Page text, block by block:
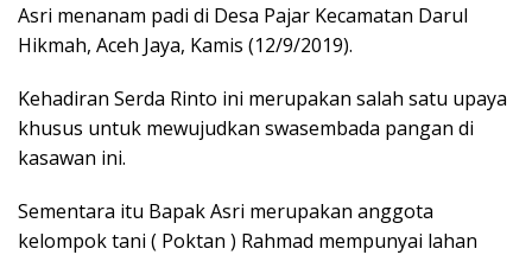
Asri menanam padi di Desa Pajar Kecamatan Darul
Hikmah, Aceh Jaya, Kamis (12/9/2019).
Kehadiran Serda Rinto ini merupakan salah satu upaya
khusus untuk mewujudkan swasembada pangan di
kasawan ini.
Sementara itu Bapak Asri merupakan anggota
kelompok tani ( Poktan ) Rahmad mempunyai lahan